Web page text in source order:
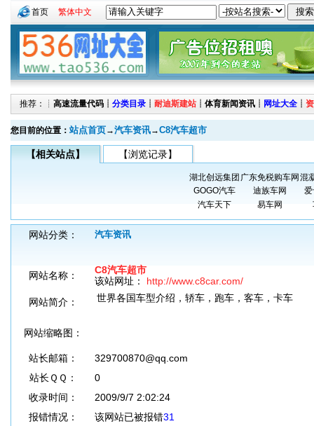
首页 繁体中文
推荐：┊ 高速流量代码 ┊ 分类目录 ┊ 耐迪斯建站 ┊ 体育新闻资讯 ┊ 网址大全 ┊
您目前的位置： 站点首页→汽车资讯→C8汽车超市
【相关站点】 【浏览记录】
湖北创远集团 广东免税购车网 混
GOGO汽车
迪族车网
爱
汽车天下
易车网
网站分类： 汽车资讯
网站名称：
C8汽车超市
该站网址： http://www.c8car.com/
网站简介：
世界各国车型介绍，轿车，跑车，客车，卡车
网站缩略图：
站长邮箱：
329700870@qq.com
站长ＱＱ：
0
收录时间：
2009/9/7 2:02:24
报错情况：
该网站已被报错31